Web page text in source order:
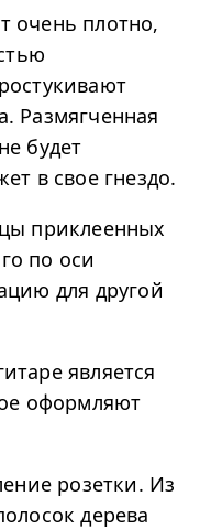
очень плотно,
Размягченная
будет
в свое гнездо.
приклеенных
по оси
для другой
является
оформляют
розетки. Из
дерева